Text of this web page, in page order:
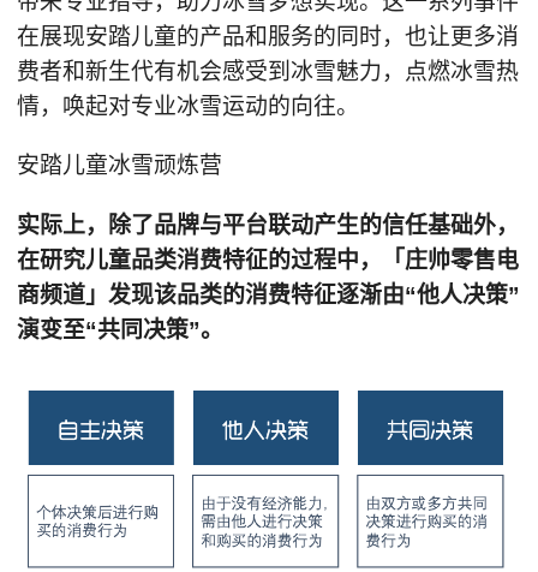
在展现安踏儿童的产品和服务的同时，也让更多消
费者和新生代有机会感受到冰雪魅力，点燃冰雪热
情，唤起对专业冰雪运动的向往。
安踏儿童冰雪顽炼营
实际上，除了品牌与平台联动产生的信任基础外，
在研究儿童品类消费特征的过程中，「庄帅零售电
商频道」发现该品类的消费特征逐渐由“他人决策”
演变至“共同决策”。